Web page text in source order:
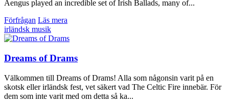
Aengus played an incredible set of Irish Ballads, many of...
Förfrågan Läs mera
irländsk musik
Dreams of Drams
Välkommen till Dreams of Drams! Alla som någonsin varit på en
skotsk eller irländsk fest, vet säkert vad The Celtic Fire innebär. För
dem som inte varit med om detta så ka...